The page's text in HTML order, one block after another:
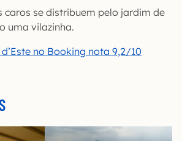
caros se distribuem pelo jardim de
uma vilazinha.
no Booking nota 9,2/10